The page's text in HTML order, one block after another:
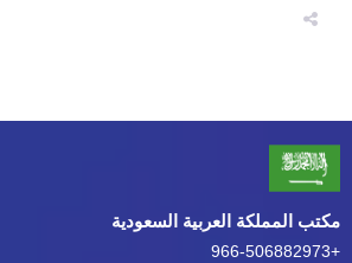
مكتب المملكة العربية السعودية
+966-506882973